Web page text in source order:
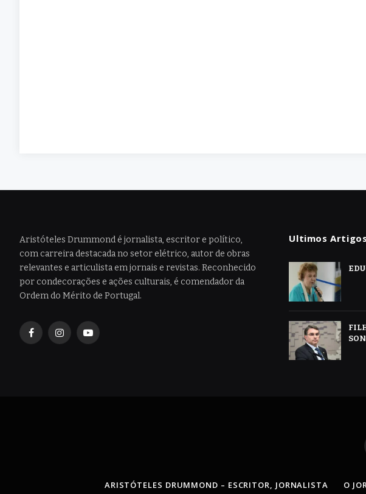
Aristóteles Drummond é jornalista, escritor e político,
com carreira destacada no setor elétrico, autor de obras
relevantes e articulista em jornais e revistas. Reconhecido
por condecorações e ações culturais, é comendador da
Ordem do Mérito de Portugal.
FacebookInstagramYouTube
Ultimos Artigos
ARISTÓTELES DRUMMOND – ESCRITOR, JORNALISTA O